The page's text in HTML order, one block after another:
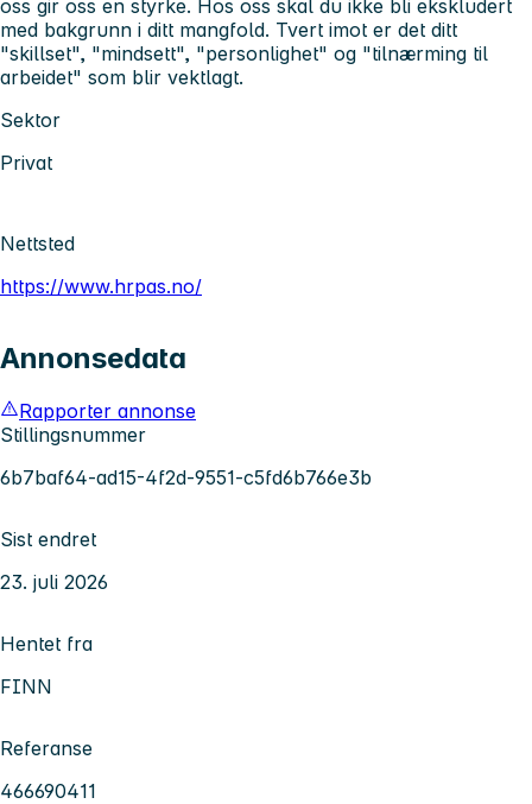
oss gir oss en styrke. Hos oss skal du ikke bli ekskludert
med bakgrunn i ditt mangfold. Tvert imot er det ditt
"skillset", "mindsett", "personlighet" og "tilnærming til
arbeidet" som blir vektlagt.
Sektor
Privat
Nettsted
https://www.hrpas.no/
Annonsedata
Rapporter annonse
Stillingsnummer
6b7baf64-ad15-4f2d-9551-c5fd6b766e3b
Sist endret
23. juli 2026
Hentet fra
FINN
Referanse
466690411